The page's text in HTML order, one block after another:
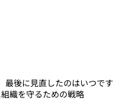
最後に見直したのはいつです
織を守るための戦略